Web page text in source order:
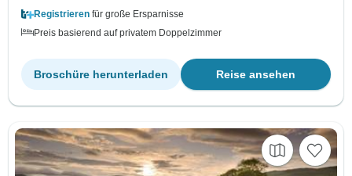
Registrieren für große Ersparnisse
Preis basierend auf privatem Doppelzimmer
Reise ansehen
Broschüre herunterladen